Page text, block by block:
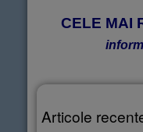
CELE MAI
Articole